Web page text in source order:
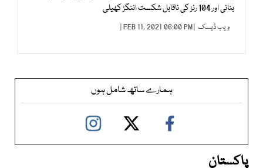
بنائی اور 104 رنز کی ناقابل شکست اننگز کھیلی
ویب ڈیسک | FEB 11, 2021 06:00 PM |
ہمارے ساتھ شامل ہوں
پاکستان